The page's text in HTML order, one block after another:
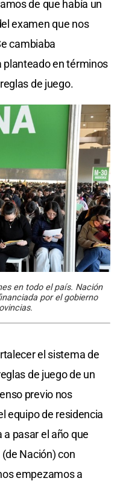
de que había un
examen que nos
cambiaba
planteado en términos
de juego.
en todo el país. Nación
por el gobierno
el sistema de
de juego de un
previo nos
equipo de residencia
pasar el año que
Nación) con
empezamos a